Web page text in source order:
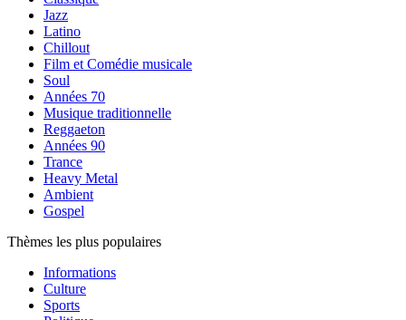
Jazz
Latino
Chillout
Film et Comédie musicale
Soul
Années 70
Musique traditionnelle
Reggaeton
Années 90
Trance
Heavy Metal
Ambient
Gospel
Thèmes les plus populaires
Informations
Culture
Sports